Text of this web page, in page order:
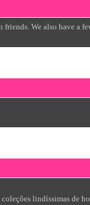
We also have a
lindíssimas de